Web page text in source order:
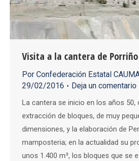
Visita a la cantera de Porriño
Por Confederación Estatal
29/02/2016
Deja un comentario
La cantera se inicio en los años 50,
extracción de bloques, de muy
dimensiones, y la elaboración de
mamposteria; en la actualidad su
unos 1.400 m³, los bloques que se